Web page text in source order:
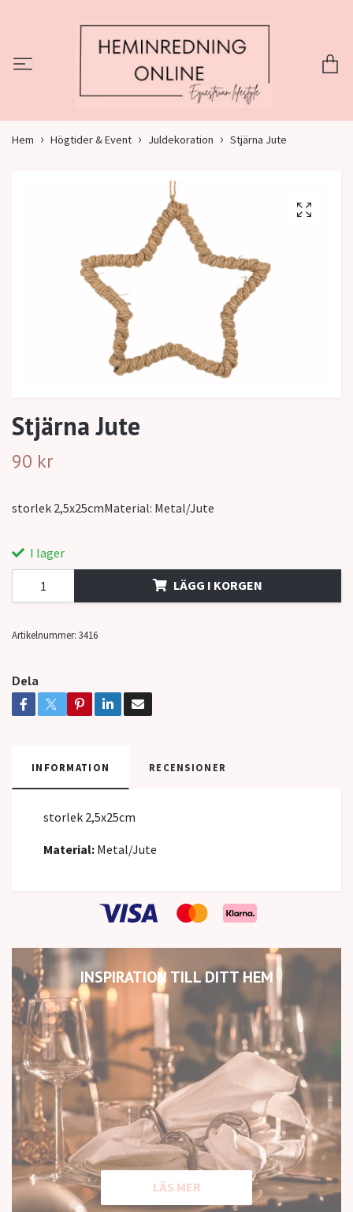
INSPIRATION TILL DITT HEM
LÄS MER
Hem Högtider & Event Juldekoration Stjärna Jute
Stjärna Jute
90 kr
storlek 2,5x25cmMaterial: Metal/Jute
I lager
LÄGG I KORGEN
Artikelnummer: 3416
Dela
INFORMATION RECENSIONER
storlek 2,5x25cm
Material: Metal/Jute